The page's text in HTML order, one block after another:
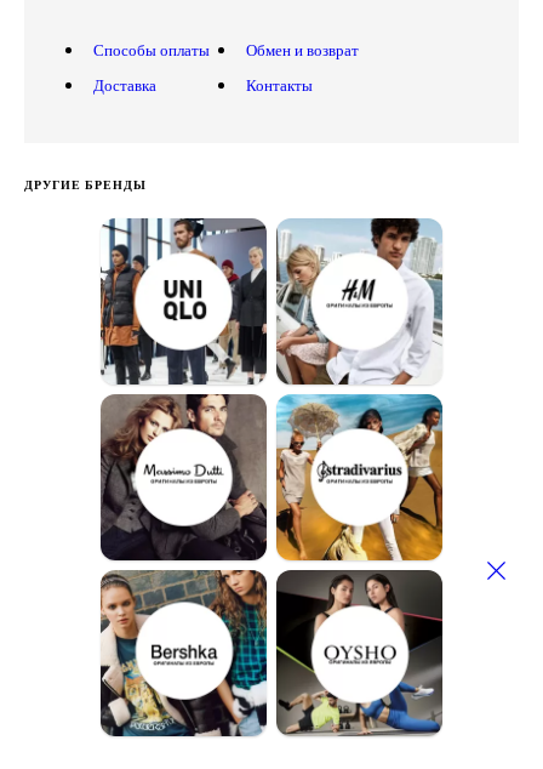
Способы оплаты
Доставка
Обмен и возврат
Контакты
ДРУГИЕ БРЕНДЫ